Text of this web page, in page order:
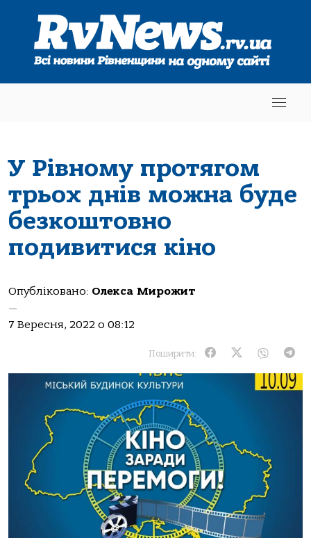
У Рівному протягом
трьох днів можна буде
безкоштовно
подивитися кіно
Опубліковано: Олекса Мирожит
—
7 Вересня, 2022 о 08:12
Поширити: